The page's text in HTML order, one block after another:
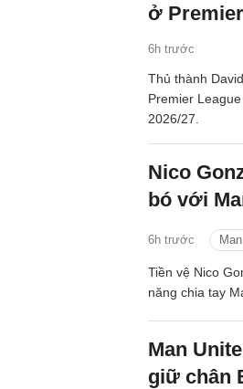
ở
6h trước
Thủ thành
Premier
2026/27.
Nico
bó với
6h trước
Tiền vệ Nico
năng chia tay
Man
giữ chân